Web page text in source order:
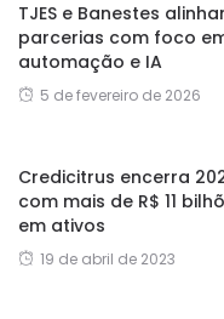
TJES e Banestes
parcerias com foco
automação e IA
5 de fevereiro de 2026
Credicitrus encerra
com mais de R$ 11
em ativos
19 de abril de 2023